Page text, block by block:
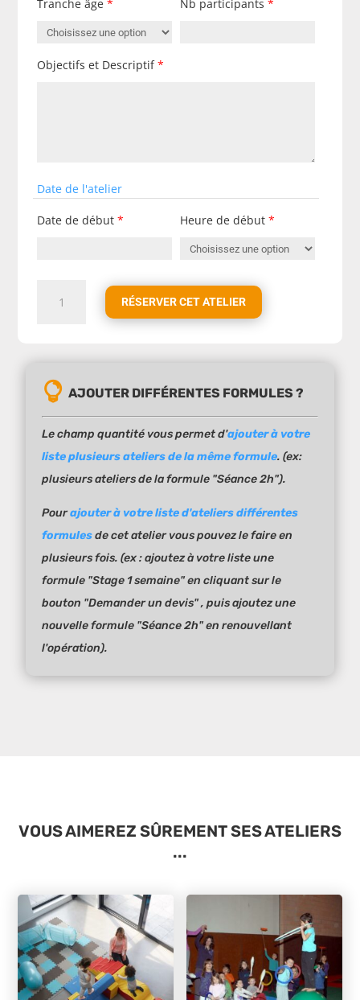
Tranche âge * Nb participants *
Objectifs et Descriptif *
Date de l'atelier
Date de début * Heure de début *
SENSIBILISATION
RÉSERVER CET ATELIER
AJOUTER DIFFÉRENTES FORMULES ?
Le champ quantité vous permet d'ajouter à votre
liste plusieurs ateliers de la même formule. (ex:
plusieurs ateliers de la formule "Séance 2h").
Pourajouter à votre liste d'ateliers différentes
formulesde cet atelier vous pouvez le faire en
plusieurs fois. (ex : ajoutez à votre liste une
formule "Stage 1 semaine" en cliquant sur le
bouton "Demander un devis" , puis ajoutez une
nouvelle formule "Séance 2h" en renouvellant
l'opération).
VOUS AIMEREZ SÛREMENT SES ATELIERS
...